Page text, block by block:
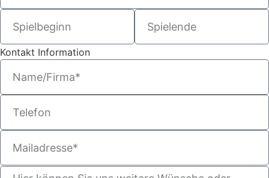
Kontakt Information